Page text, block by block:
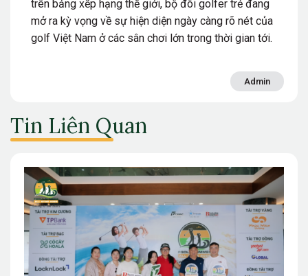
trên bảng xếp hạng thế giới, bộ đôi golfer trẻ đang
mở ra kỳ vọng về sự hiện diện ngày càng rõ nét của
golf Việt Nam ở các sân chơi lớn trong thời gian tới.
Admin
Tin Liên Quan